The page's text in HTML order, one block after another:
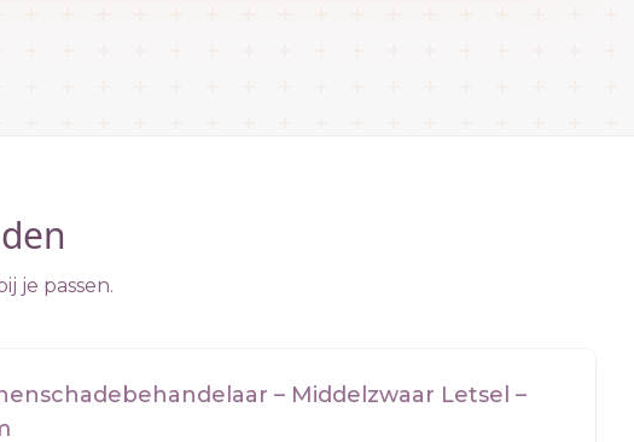
je passen.
– Middelzwaar Letsel –